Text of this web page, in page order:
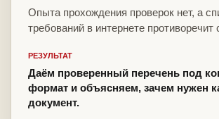
Опыта прохождения проверок нет, а
требований в интернете противоречит
РЕЗУЛЬТАТ
Даём проверенный перечень под
формат и объясняем, зачем нужен
документ.